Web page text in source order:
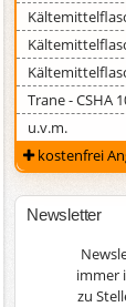
Trane - CSHA
u.v.m.
kostenfrei
Newsletter
immer
zu